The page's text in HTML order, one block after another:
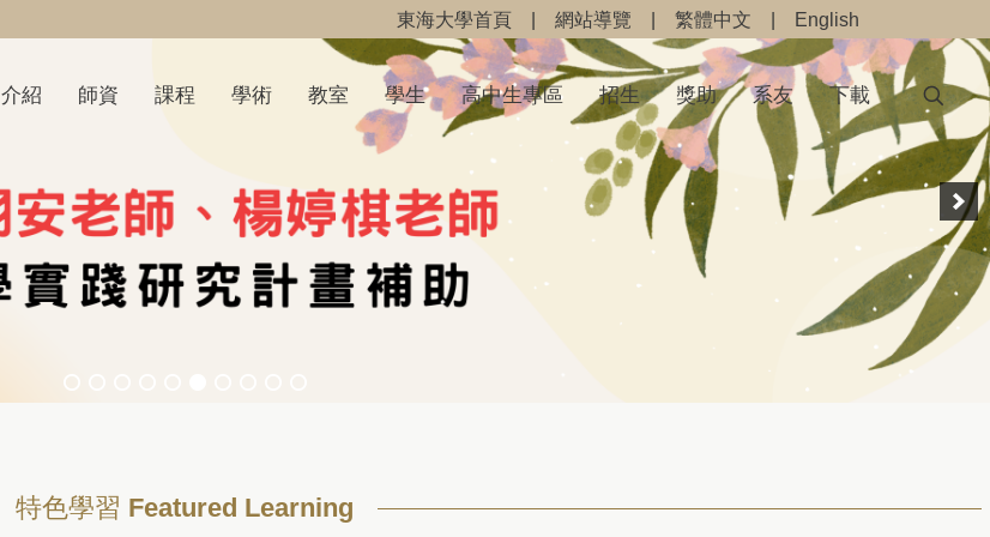
東海大學首頁 | 網站導覽 | 繁體中文 | English
介紹 師資 課程 學術 教室 學生 高中生專區 招生 獎助 系友 下載
特色學習 Featured Learning